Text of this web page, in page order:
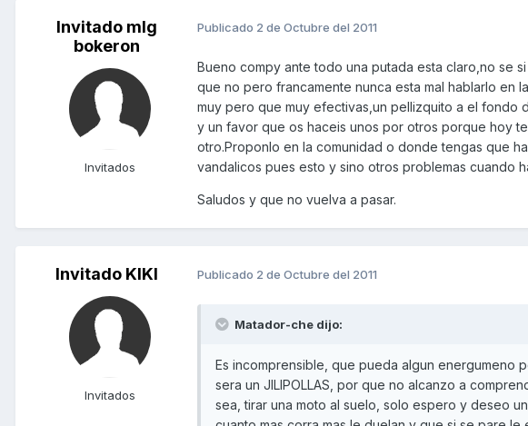
Invitado mlg
bokeron
Invitados
Publicado 2 de Octubre del 2011
Bueno compy ante todo una putada esta claro,no se
que no pero francamente nunca esta mal hablarlo en
muy pero que muy efectivas,un pellizquito a el fondo
y un favor que os haceis unos por otros porque hoy
otro.Proponlo en la comunidad o donde tengas que
vandalicos pues esto y sino otros problemas cuando
Saludos y que no vuelva a pasar.
Invitado KIKI
Invitados
Publicado 2 de Octubre del 2011
Matador-che dijo:
Es incomprensible, que pueda algun
sera un JILIPOLLAS, por que no alcanzo a
sea, tirar una moto al suelo, solo espero y deseo